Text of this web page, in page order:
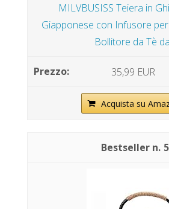
MILVBUSISS Teiera in
Giapponese con Infusore
Bollitore da Tè
35,99 EUR
Acquista su
5